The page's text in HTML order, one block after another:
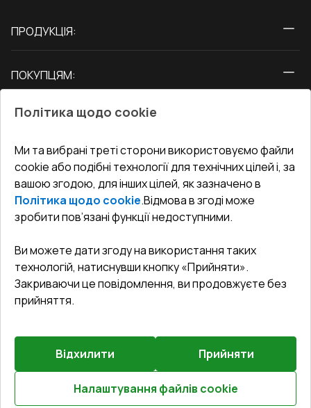
ПРОДУКЦІЯ:
Двері
ПОКУПЦЯМ:
Блог
Адреса гіпермаркета
Як правильно заміряти вікна
СЕРВІС ТА ОБЛУГОВУВАННЯ:
Доставка і Оплата
Гарантія та Сервіс
Повернення товару
Договір публічної оферти
КОНТАКТИ
Офіс:Україна, м. Вінниця, вул. Келецька 60 кв. 61
undefined(undefined)
©2026 Всі права захищені.
Сайт створено на платформіVitrager.com.
Повідомити про проблему?
Політика щодо cookie
Ми та вибрані треті сторони використовуємо файли
cookie або подібні технології для технічних цілей і, за
вашою згодою, для інших цілей, як зазначено в
Політика щодо cookie.Відмова в згоді може
зробити пов’язані функції недоступними.
Ви можете дати згоду на використання таких
технологій, натиснувши кнопку «Прийняти».
Закриваючи це повідомлення, ви продовжуєте без
прийняття.
Відхилити Прийняти
Налаштування файлів cookie